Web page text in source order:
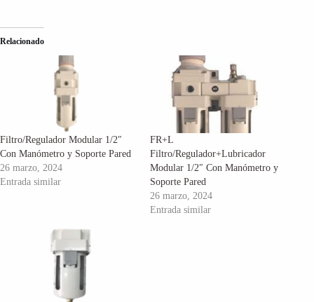
Relacionado
Filtro/Regulador Modular 1/2″
Con Manómetro y Soporte Pared
26 marzo, 2024
Entrada similar
FR+L
Filtro/Regulador+Lubricador
Modular 1/2″ Con Manómetro y
Soporte Pared
26 marzo, 2024
Entrada similar